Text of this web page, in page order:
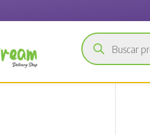
Búsqueda
de
productos